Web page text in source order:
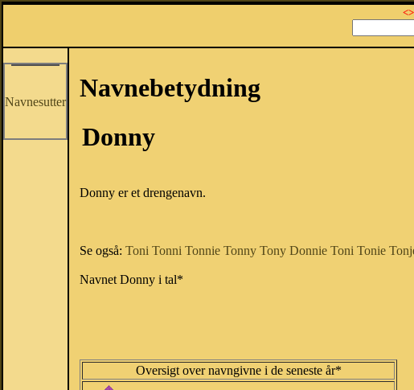
<>
Navnesutter
Navnebetydning
Donny
Donny er et drengenavn.
Se også: Toni Tonni Tonnie Tonny Tony Donnie Toni Tonie
Navnet Donny i tal*
Oversigt over navngivne i de seneste år*